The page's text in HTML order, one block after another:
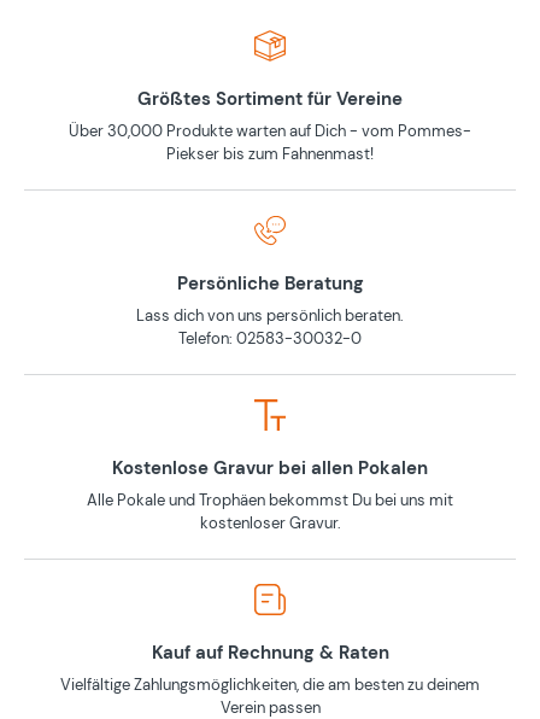
Größtes Sortiment für Vereine
Über 30,000 Produkte warten auf Dich - vom Pommes-
Piekser bis zum Fahnenmast!
Persönliche Beratung
Lass dich von uns persönlich beraten.
Telefon: 02583-30032-0
Kostenlose Gravur bei allen Pokalen
Alle Pokale und Trophäen bekommst Du bei uns mit
kostenloser Gravur.
Kauf auf Rechnung & Raten
Vielfältige Zahlungsmöglichkeiten, die am besten zu deinem
Verein passen